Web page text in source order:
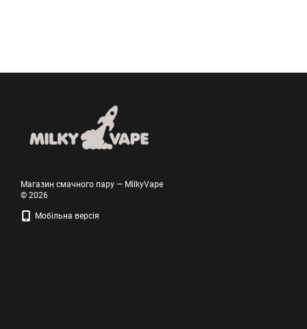
Магазин смачного пару — MilkyVape
© 2026
Мобільна версія